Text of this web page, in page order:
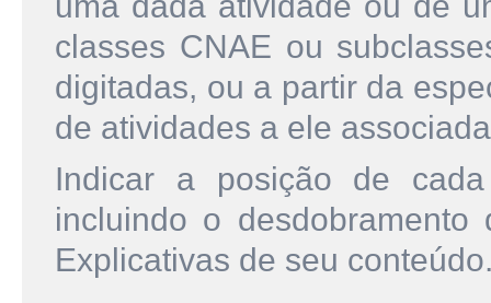
classes CNAE ou
digitadas, ou a partir da
de atividades a ele
Indicar a posição de
incluindo o
Explicativas de seu